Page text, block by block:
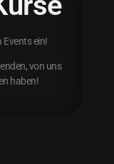
Events ein!
von uns
haben!